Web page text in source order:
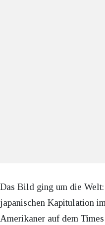
Das Bild ging um die
japanischen Kapitulation
Amerikaner auf dem